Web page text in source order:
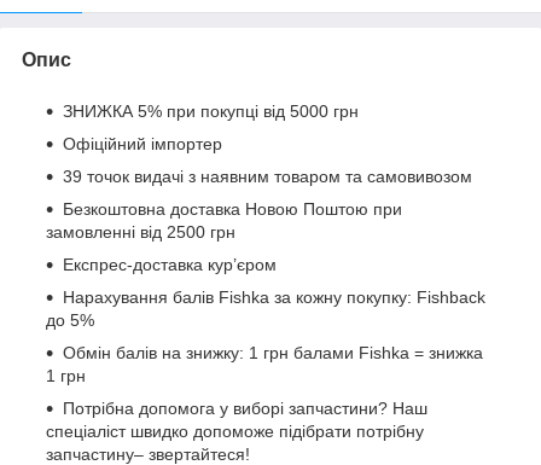
Опис
ЗНИЖКА 5% при покупці від 5000 грн
Офіційний імпортер
39 точок видачі з наявним товаром та самовивозом
Безкоштовна доставка Новою Поштою при
замовленні від 2500 грн
Експрес-доставка кур’єром
Нарахування балів Fishka за кожну покупку: Fishback
до 5%
Обмін балів на знижку: 1 грн балами Fishka = знижка
1 грн
Потрібна допомога у виборі запчастини? Наш
спеціаліст швидко допоможе підібрати потрібну
запчастину– звертайтеся!